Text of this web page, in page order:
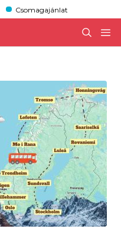
Csomagajánlat